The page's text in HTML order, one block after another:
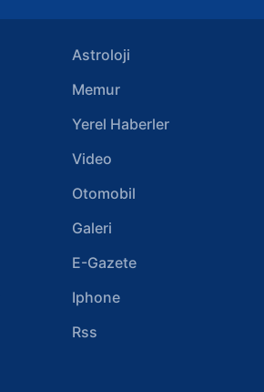
Astroloji
Memur
Yerel Haberler
Video
Otomobil
Galeri
E-Gazete
Iphone
Rss